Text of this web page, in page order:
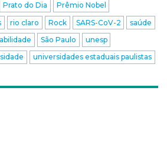
Prato do Dia
Prêmio Nobel
rio claro Rock SARS-CoV-2
saúde
São Paulo
unesp
universidades estaduais paulistas